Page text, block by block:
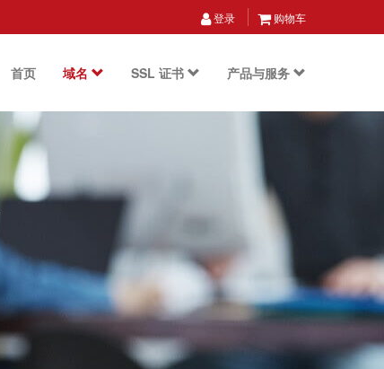
登录 购物车
首页 域名 SSL 证书 产品与服务